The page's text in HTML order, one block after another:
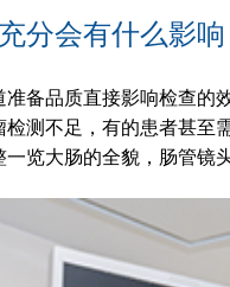
分会有什么影响
准备品质直接影响检查的
检测不足，有的患者甚至
览大肠的全貌，肠管镜